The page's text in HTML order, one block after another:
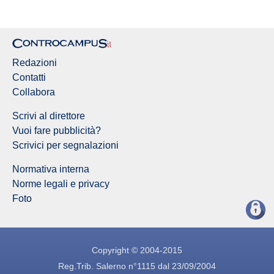
Redazioni
Contatti
Collabora
Scrivi al direttore
Vuoi fare pubblicità?
Scrivici per segnalazioni
Normativa interna
Norme legali e privacy
Foto
Copyright © 2004-2015
Reg.Trib. Salerno n°1115 dal 23/09/2004